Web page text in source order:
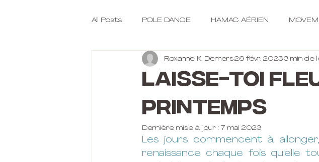
All Posts POLE DANCE HAMAC AÉRIEN
Laisse-toi
printemps
Roxanne K. Demers26 févr. 20233 min de
Dernière mise à jour : 7 mai 2023
Les jours commencent à
renaissance chaque fois qu'elle